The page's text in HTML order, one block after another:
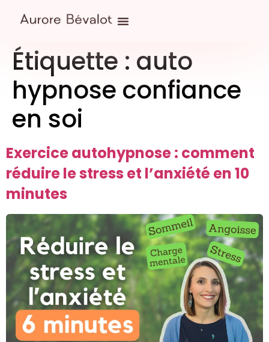
Étiquette : auto
hypnose confiance
en soi
Exercice autohypnose : comment
réduire le stress et l’anxiété en 10
minutes